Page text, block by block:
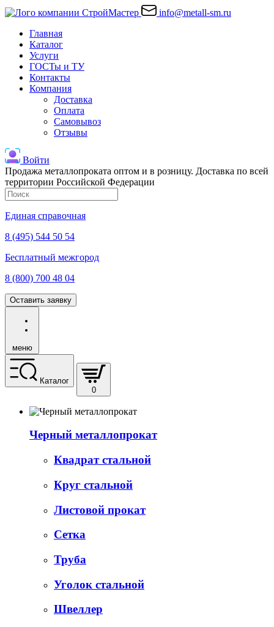
info@metall-sm.ru
Главная
Каталог
Услуги
ГОСТы и ТУ
Контакты
Компания
Доставка
Оплата
Самовывоз
Отзывы
Войти
Продажа металлопроката оптом и в розницу. Доставка по всей
территории Российской Федерации
Единая справочная
8 (495) 544 50 54
Бесплатный межгород
8 (800) 700 48 04
Оставить заявку
меню
Каталог
0
Черный металлопрокат
Квадрат стальной
Круг стальной
Листовой прокат
Сетка
Труба
Уголок стальной
Швеллер